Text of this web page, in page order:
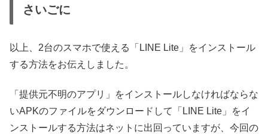
さいごに
以上、2台のスマホで使える「LINE Lite」をインストール
する方法をお伝えしました。
「提供元不明のアプリ」をインストールしなければならな
いAPKのファイルをダウンロードして「LINE Lite」をイ
ンストールする方法はネットに出回っていますが、今回の